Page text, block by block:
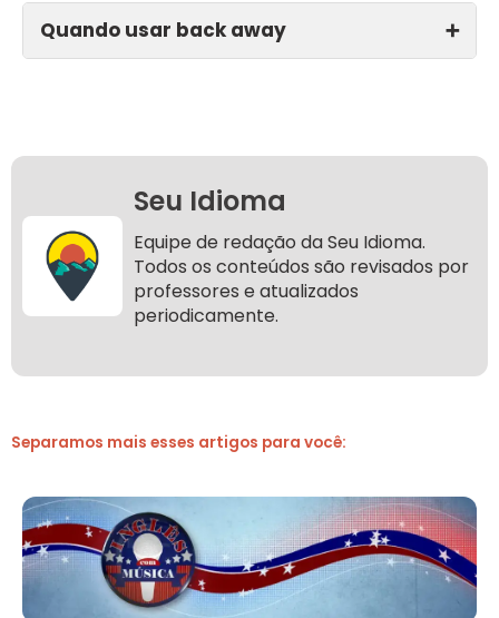
Quando usar back away ➕
Seu Idioma
Equipe de redação da Seu Idioma.
Todos os conteúdos são revisados por
professores e atualizados
periodicamente.
Separamos mais esses artigos para você: